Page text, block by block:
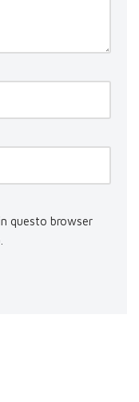
questo browser